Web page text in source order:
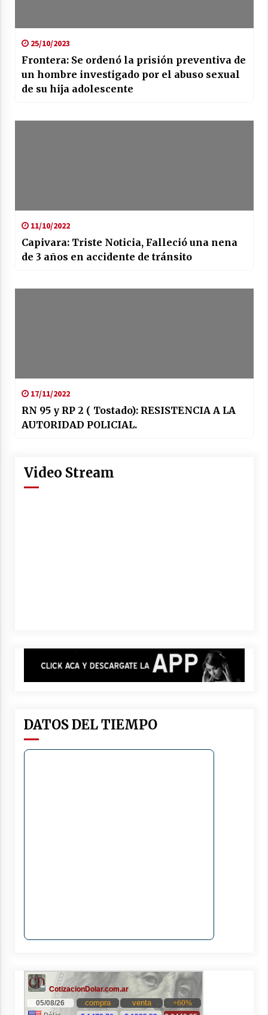
25/10/2023
Frontera: Se ordenó la prisión preventiva de
un hombre investigado por el abuso sexual
de su hija adolescente
11/10/2022
Capivara: Triste Noticia, Falleció una nena
de 3 años en accidente de tránsito
17/11/2022
RN 95 y RP 2 ( Tostado): RESISTENCIA A LA
AUTORIDAD POLICIAL.
Video Stream
DATOS DEL TIEMPO